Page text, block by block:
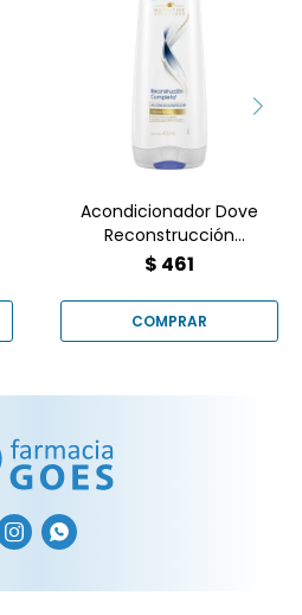
Formulado con nutri-
keratin para reparar
visiblemente el daño y
fortalecer tu cabello
contra futuro
Acondicionador Dove
Reconstrucción
Completa 400 ml
$ 461
 